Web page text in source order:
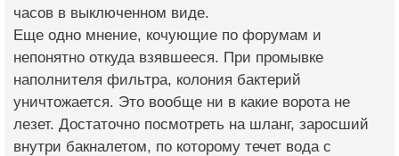
часов в выключенном виде.
Еще одно мнение, кочующие по форумам и
непонятно откуда взявшееся. При промывке
наполнителя фильтра, колония бактерий
уничтожается. Это вообще ни в какие ворота не
лезет. Достаточно посмотреть на шланг, заросший
внутри бакналетом, по которому течет вода с